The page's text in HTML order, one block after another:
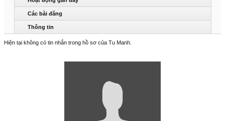
Các bài đăng
Thông tin
Hiện tại không có tin nhắn trong hồ sơ của Tu Manh.